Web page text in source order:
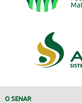
O SENAR